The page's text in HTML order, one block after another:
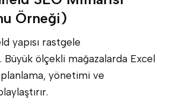
Örneği)
yapısı rastgele
Büyük ölçekli mağazalarda Excel
yönetimi ve